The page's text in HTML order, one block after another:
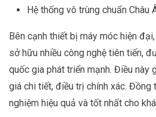
Hệ thống vô trùng chuẩn Châu
Bên cạnh thiết bị máy móc hiện
sở hữu nhiều công nghệ tiên tiến,
quốc gia phát triển mạnh. Điều này
giá chi tiết, điều trị chính xác. Đồng
nghiệm hiệu quả và tốt nhất cho